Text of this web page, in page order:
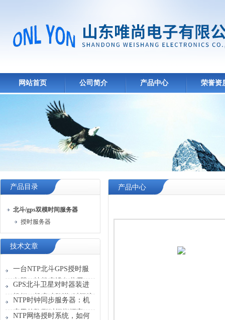
网站首页 公司简介 产品中心 荣誉资
产品目录
北斗/gps双模时间服务器
授时服务器
技术文章
一台NTP北斗GPS授时服
务器，让机房设备共用一
张“时刻表”
GPS北斗卫星对时器装进
机柜，机房才敢说“时间统
一”
NTP时钟同步服务器：机
房里的隐形时间指挥官
NTP网络授时系统，如何
产品中心